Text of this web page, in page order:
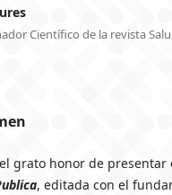
Científico de la revista
grato honor de
, editada con el